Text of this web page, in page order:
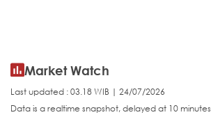
Market Watch
Last updated : 03.18 WIB | 24/07/2026
Data is a realtime snapshot, delayed at 10 minutes